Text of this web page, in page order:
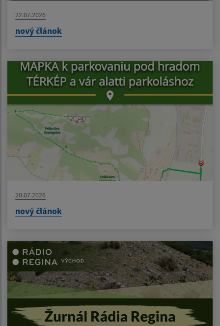
22.07.2026
nový článok
20.07.2026
nový článok